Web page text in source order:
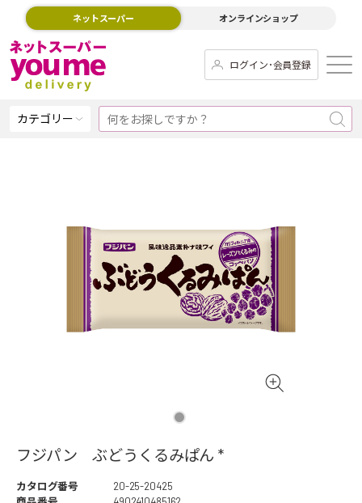
ネットスーパー オンラインショップ
ログイン･会員登録
カテゴリー
フジパン ぶどうくるみぱん *
カタログ番号
20-25-20425